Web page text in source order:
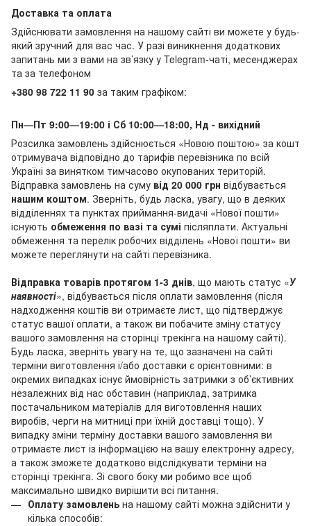
Доставка та оплата
Здійснювати замовлення на нашому сайті ви можете у будь-
який зручний для вас час. У разі виникнення додаткових
запитань ми з вами на зв’язку у Telegram-чаті, месенджерах
та за телефоном
+380 98 722 11 90 за таким графіком:
Пн—Пт 9:00—19:00 і Сб 10:00—18:00, Нд - вихідний
Розсилка замовлень здійснюється «Новою поштою» за кошт
отримувача відповідно до тарифів перевізника по всій
Україні за винятком тимчасово окупованих територій.
Відправка замовлень на суму від 20 000 грн відбувається
нашим коштом. Зверніть, будь ласка, увагу, що в деяких
відділеннях та пунктах приймання-видачі «Нової пошти»
існують обмеження по вазі та сумі післяплати. Актуальні
обмеження та перелік робочих відділень «Нової пошти» ви
можете переглянути на сайті перевізника.
Відправка товарів протягом 1-3 днів, що мають статус «У
наявності», відбувається після оплати замовлення (після
надходження коштів ви отримаєте лист, що підтверджує
статус вашої оплати, а також ви побачите зміну статусу
вашого замовлення на сторінці трекінга на нашому сайті).
Будь ласка, зверніть увагу на те, що зазначені на сайті
терміни виготовлення і/або доставки є орієнтовними: в
окремих випадках існує ймовірність затримки з об’єктивних
незалежних від нас обставин (наприклад, затримка
постачальником матеріалів для виготовлення наших
виробів, черги на митниці при їхній доставці тощо). У
випадку зміни терміну доставки вашого замовлення ви
отримаєте лист із інформацією на вашу електронну адресу,
а також зможете додатково відслідкувати терміни на
сторінці трекінга. Зі свого боку ми робимо все щоб
максимально швидко вирішити всі питання.
Оплату замовлень на нашому сайті можна здійснити у
кілька способів: